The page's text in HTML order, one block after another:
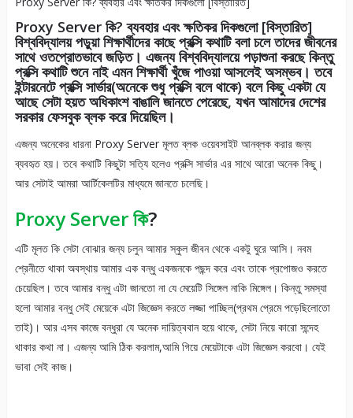
Proxy Server কি? ব্যবহার এবং ক্ষতিকর দিকগুলো [বিস্তারিত]
বিশ্ববিদ্যালয় পড়ুয়া শিক্ষার্থীদের কাছে প্রক্সি কথাটি বলা চলে তাদের জীবনের
সাথে ওতপ্রোতভাবে জড়িত। এজন্য বিশ্ববিদ্যালয়ে পড়াশুনা করছে কিন্তু
প্রক্সি কথাটি শুনে নাই এমন শিক্ষার্থী খুঁজে পাওয়া আসলেই অসম্ভব। তবে
ইন্টারনেটে প্রক্সি সার্ভার(অনেকে শুধু প্রক্সি বলে থাকে) বলে কিছু একটা যে
আছে সেটা হয়ত অধিকাংশ বাঙালি জানতে পেরেছে, যখন আমাদের দেশের
সরকার ফেসবুক ব্লক করে দিয়েছিল।
এজন্য অনেকের ধারনা Proxy Server মূলত ব্লক ওয়েবসাইট আনব্লক করার জন্য
ব্যবহৃত হয়। তবে কথাটি কিছুটা সত্যি হলেও প্রক্সি সার্ভার এর সাথে আরো অনেক কিছু।
আর সেটাই আমরা আর্টিকেলটির মাধ্যমে জানতে চলেছি।
Proxy Serverকি?
এটি মূলত কি সেটা বোঝার জন্য চলুন আমার স্কুল জীবন থেকে একটু ঘুরে আসি। নবম
শ্রেনীতে থাকা অবস্থায় আমার এক বন্ধু একজনকে পছন্দ করে এবং তাকে প্রপোজও করতে
চেয়েছিল। তবে আমার বন্ধু এটা জানতো না যে মেয়েটি সিঙ্গেল নাকি মিঙ্গেল। কিন্তু সমস্যা
হলো আমার বন্ধু সেই মেয়েকে এটা জিজ্ঞেস করতে লজ্জা পাচ্ছিল(প্রথম প্রেমে পড়েছিলোতো
তাই)। আর এসব কাজে বন্ধুরা যে অনেক দায়িত্ববান হয়ে থাকে, সেটা নিয়ে কারো সন্দেহ
থাকার কথা না। এজন্য আমি ঠিক করলাম,আমি গিয়ে মেয়েটাকে এটা জিজ্ঞেস করবো। যেই
ভাবা সেই কাজ।